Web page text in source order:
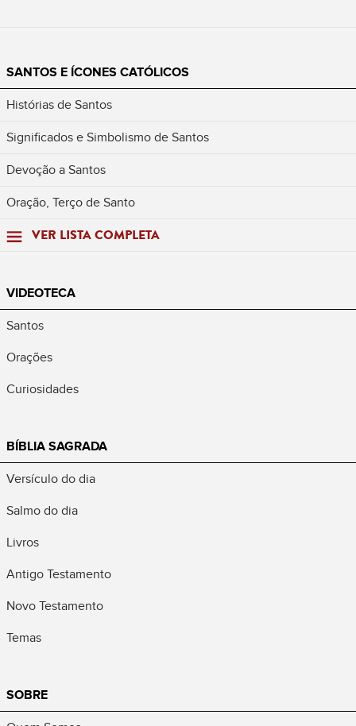
SANTOS E ÍCONES CATÓLICOS
Histórias de Santos
Significados e Simbolismo de Santos
Devoção a Santos
Oração, Terço de Santo
VER LISTA COMPLETA
VIDEOTECA
Santos
Orações
Curiosidades
BÍBLIA SAGRADA
Versículo do dia
Salmo do dia
Livros
Antigo Testamento
Novo Testamento
Temas
SOBRE